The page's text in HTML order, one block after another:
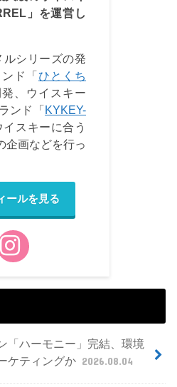
」を運営し
シリーズの発
ド「ひとくち
発、ウイスキー
ンド「KYKEY-
イスキーに合う
企画などを行っ
ールを見る
「ハーモニー」完結、環境
ケティングか 2026.08.04